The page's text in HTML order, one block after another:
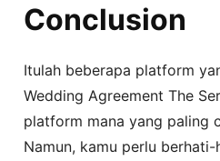
Conclusion
Itulah beberapa platform
Wedding Agreement The
platform mana yang paling
Namun, kamu perlu